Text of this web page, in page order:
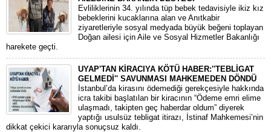
​Evliliklerinin 34. yılında tüp bebek tedavisiyle ikiz kız
bebeklerini kucaklarına alan ve Anıtkabir
ziyaretleriyle sosyal medyada büyük beğeni toplayan
Doğan ailesi için Aile ve Sosyal Hizmetler Bakanlığı
harekete geçti.
UYAP'TAN KİRACIYA KÖTÜ HABER:''TEBLİGAT
GELMEDİ'' SAVUNMASI MAHKEMEDEN DÖNDÜ
​İstanbul’da kirasını ödemediği gerekçesiyle hakkında
icra takibi başlatılan bir kiracının “Ödeme emri elime
ulaşmadı, takipten geç haberdar oldum” diyerek
yaptığı usulsüz tebligat itirazı, İstinaf Mahkemesi’nin
dikkat çekici kararıyla sonuçsuz kaldı.